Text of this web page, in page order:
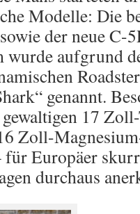
Modelle: Die
der neue C-
wurde aufgrund
genannt.
17
Zoll-
für Europäer
durchaus